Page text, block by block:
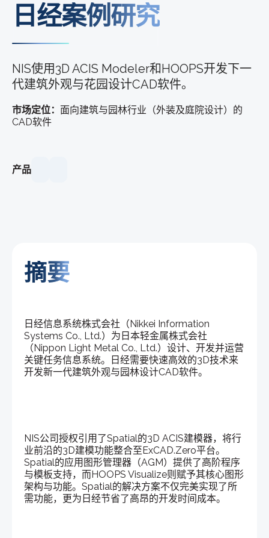
日经案例研究
NIS使用3D ACIS Modeler和HOOPS开发下一
代建筑外观与花园设计CAD软件。
市场定位： 面向建筑与园林行业（外装及庭院设计）的
CAD软件
产品
摘要
日经信息系统株式会社（Nikkei Information
Systems Co., Ltd.）为日本轻金属株式会社
（Nippon Light Metal Co., Ltd.）设计、开发并运营
关键任务信息系统。日经需要快速高效的3D技术来
开发新一代建筑外观与园林设计CAD软件。
NIS公司授权引用了Spatial的3D ACIS建模器，将行
业前沿的3D建模功能整合至ExCAD.Zero平台。
Spatial的应用图形管理器（AGM）提供了高阶程序
与模板支持，而HOOPS Visualize则赋予其核心图形
架构与功能。Spatial的解决方案不仅完美实现了所
需功能，更为日经节省了高昂的开发时间成本。